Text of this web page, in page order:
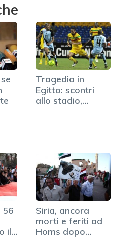
Tragedia in
Egitto: scontri
allo stadio,
56
il
Siria, ancora
morti e feriti ad
Homs dopo